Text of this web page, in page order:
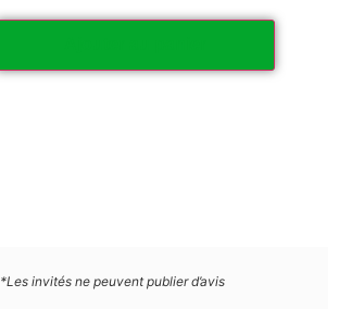
*Les invités ne peuvent publier d’avis